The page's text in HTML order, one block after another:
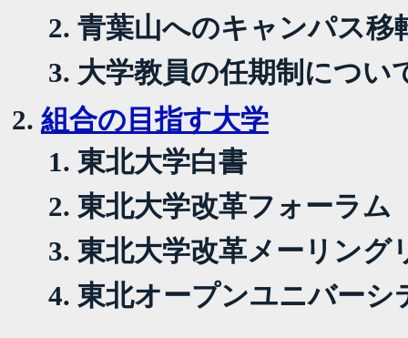
青葉山へのキャンパス移
大学教員の任期制につい
組合の目指す大学
東北大学白書
東北大学改革フォーラム
東北大学改革メーリング
東北オープンユニバーシ